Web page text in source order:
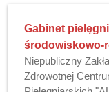
Gabinet
środowiskowo-
Niepubliczny
Zdrowotnej